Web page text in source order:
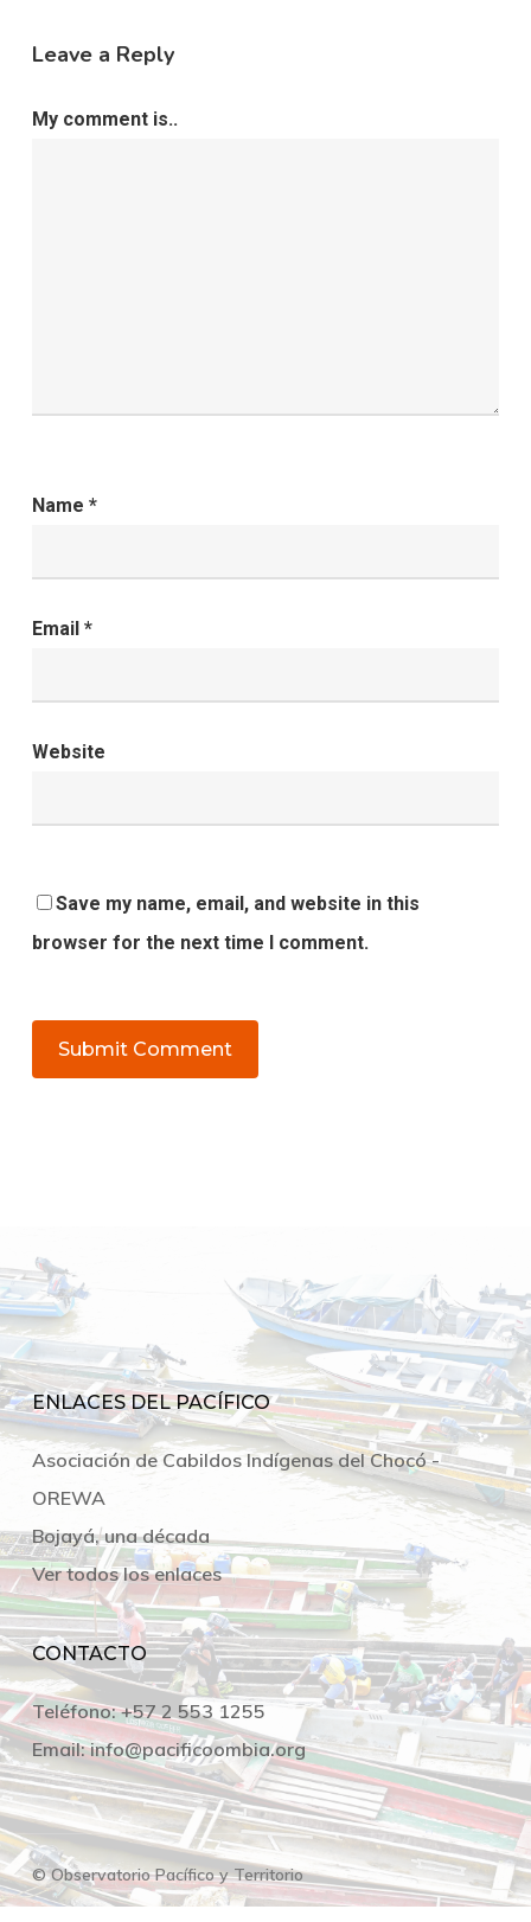
Leave a Reply
My comment is..
Name *
Email *
Website
Save my name, email, and website in this
browser for the next time I comment.
ENLACES DEL PACÍFICO
Asociación de Cabildos Indígenas del Chocó -
OREWA
Bojayá, una década
Ver todos los enlaces
CONTACTO
Teléfono:+57 2 553 1255
Email: info@pacificoombia.org
© Observatorio Pacífico y Territorio